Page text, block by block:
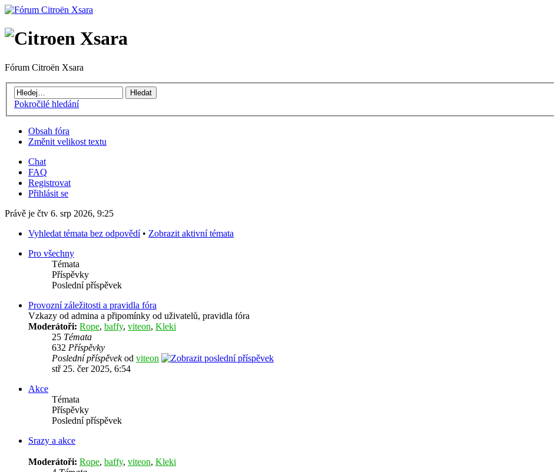
Fórum Citroën Xsara
Pokročilé hledání
Obsah fóra
Změnit velikost textu
Chat
FAQ
Registrovat
Přihlásit se
Právě je čtv 6. srp 2026, 9:25
Vyhledat témata bez odpovědí • Zobrazit aktivní témata
Pro všechny
Témata
Příspěvky
Poslední příspěvek
Provozní záležitosti a pravidla fóra
Vzkazy od admina a připomínky od uživatelů, pravidla fóra
Moderátoři: Rope, baffy, viteon, Kleki
25 Témata
632 Příspěvky
Poslední příspěvekod viteon
stř 25. čer 2025, 6:54
Akce
Témata
Příspěvky
Poslední příspěvek
Srazy a akce
Moderátoři: Rope, baffy, viteon, Kleki